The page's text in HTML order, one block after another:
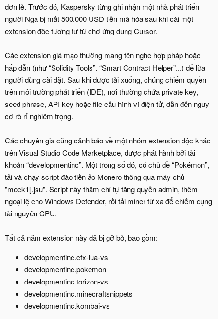
đơn lẻ. Trước đó, Kaspersky từng ghi nhận một nhà phát triển
người Nga bị mất 500.000 USD tiền mã hóa sau khi cài một
extension độc tương tự từ chợ ứng dụng Cursor.
Các extension giả mạo thường mang tên nghe hợp pháp hoặc
hấp dẫn (như “Solidity Tools”, “Smart Contract Helper”...) để lừa
người dùng cài đặt. Sau khi được tải xuống, chúng chiếm quyền
trên môi trường phát triển (IDE), nơi thường chứa private key,
seed phrase, API key hoặc file cấu hình ví điện tử, dẫn đến nguy
cơ rò rỉ nghiêm trọng.
Các chuyên gia cũng cảnh báo về một nhóm extension độc khác
trên Visual Studio Code Marketplace, được phát hành bởi tài
khoản “developmentinc”. Một trong số đó, có chủ đề “Pokémon”,
tải và chạy script đào tiền ảo Monero thông qua máy chủ
"mock1[.]su". Script này thậm chí tự tăng quyền admin, thêm
ngoại lệ cho Windows Defender, rồi tải miner từ xa để chiếm dụng
tài nguyên CPU.
Tất cả năm extension này đã bị gỡ bỏ, bao gồm:
developmentinc.cfx-lua-vs
developmentinc.pokemon
developmentinc.torizon-vs
developmentinc.minecraftsnippets
developmentinc.kombai-vs